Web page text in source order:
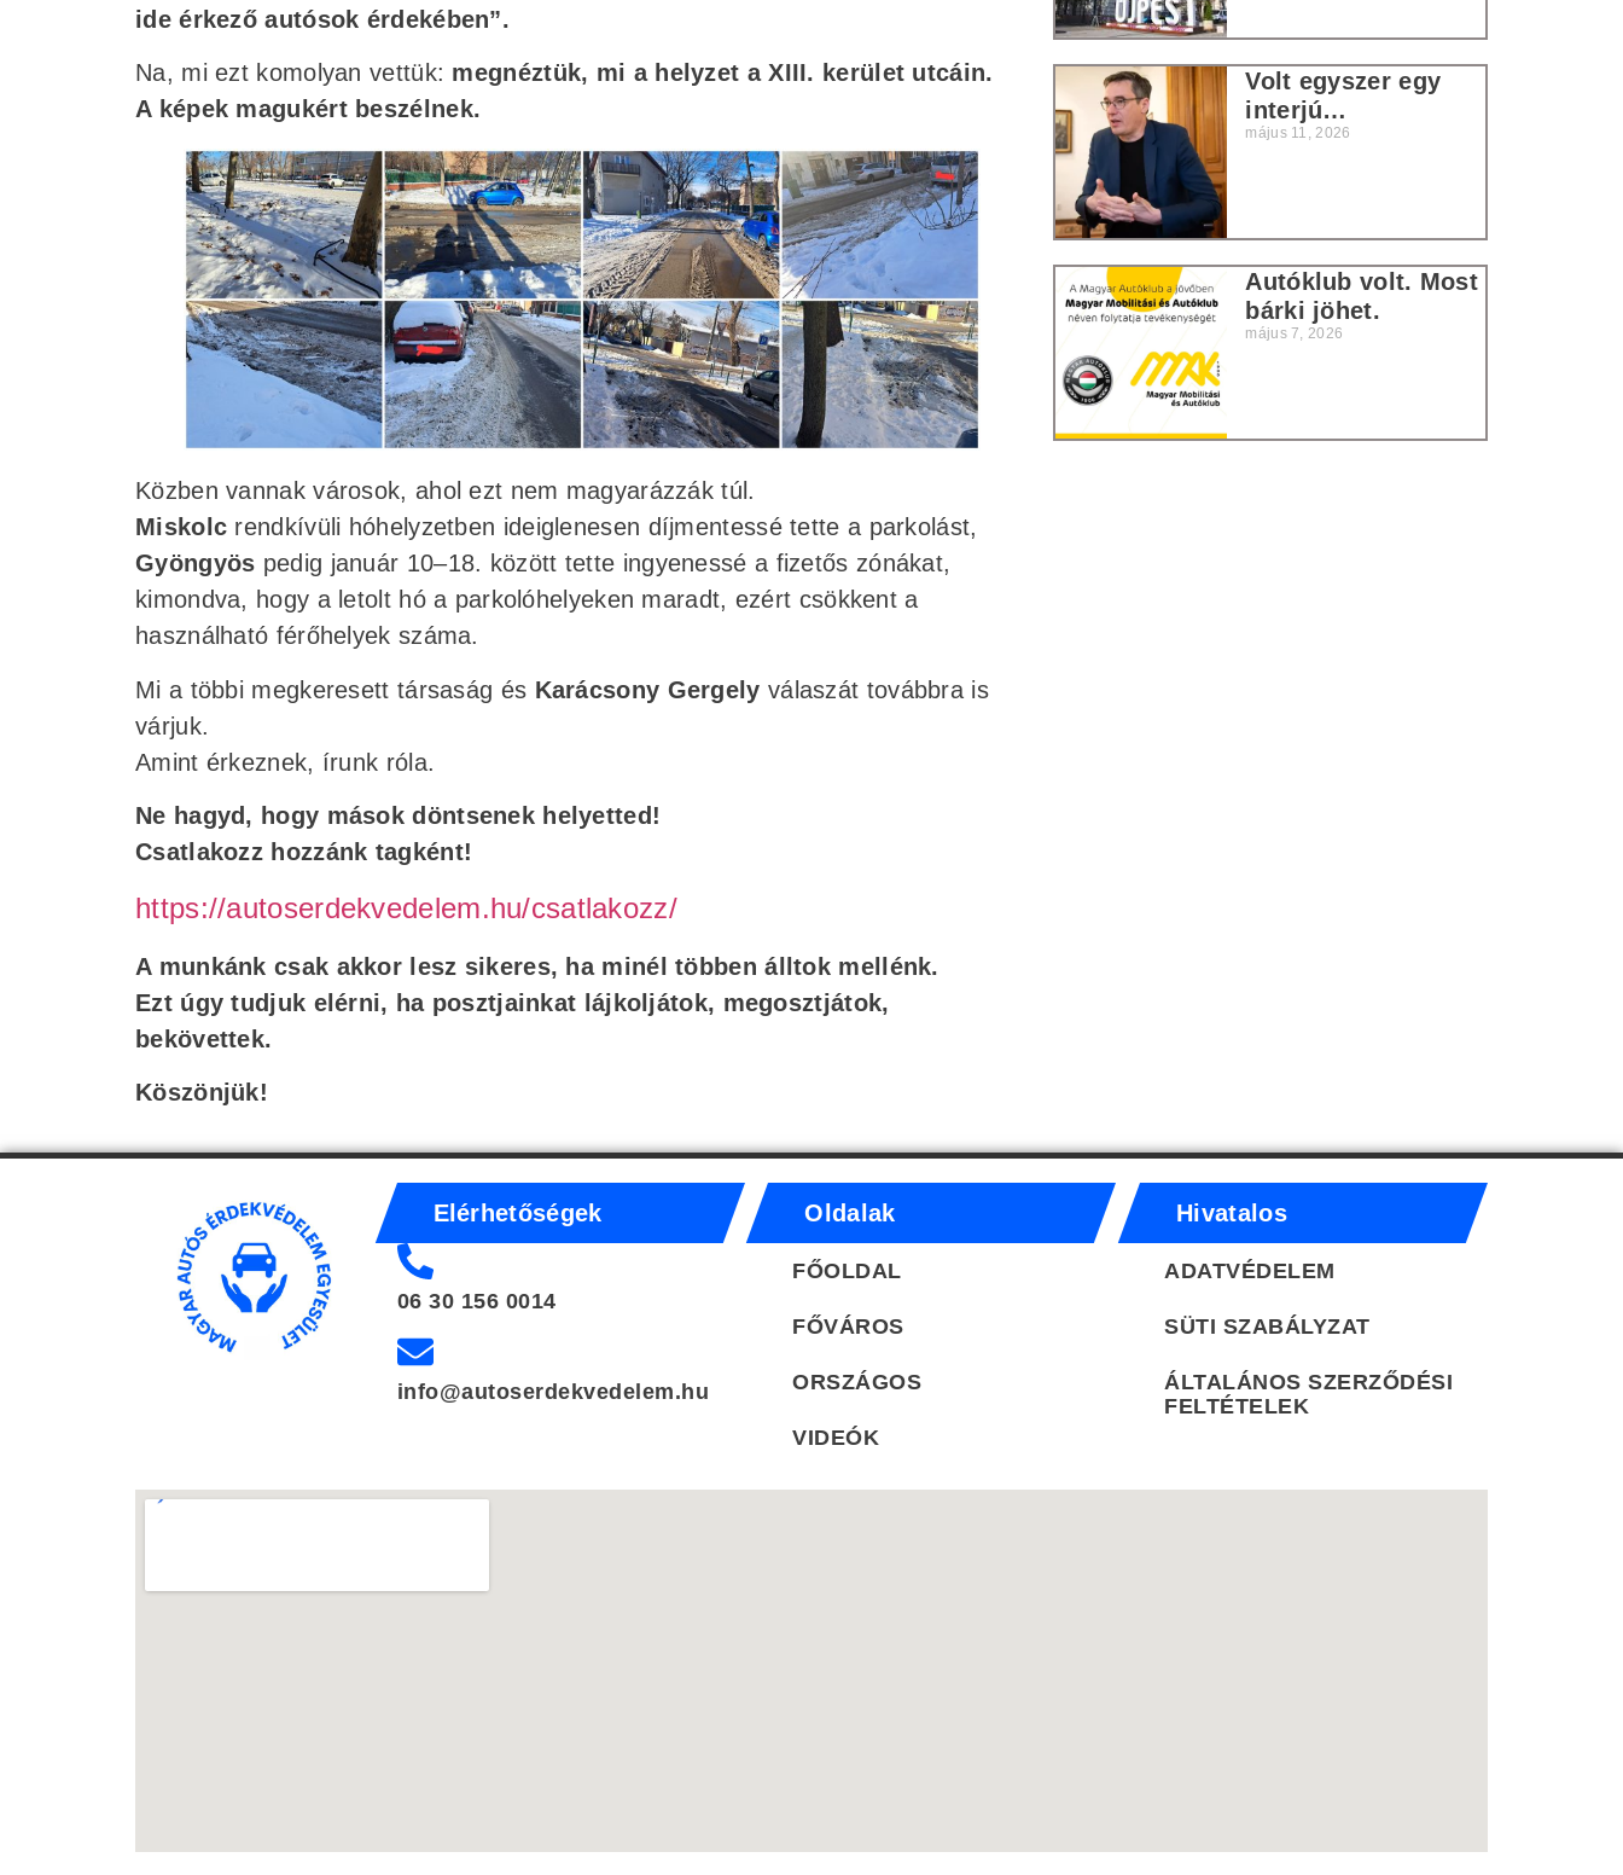
ide érkező autósok érdekében”.
Na, mi ezt komolyan vettük: megnéztük, mi a helyzet a XIII. kerület utcáin.
A képek magukért beszélnek.
Közben vannak városok, ahol ezt nem magyarázzák túl.
Miskolc rendkívüli hóhelyzetben ideiglenesen díjmentessé tette a parkolást,
Gyöngyös pedig január 10–18. között tette ingyenessé a fizetős zónákat,
kimondva, hogy a letolt hó a parkolóhelyeken maradt, ezért csökkent a
használható férőhelyek száma.
Mi a többi megkeresett társaság és Karácsony Gergely válaszát továbbra is
várjuk.
Amint érkeznek, írunk róla.
Ne hagyd, hogy mások döntsenek helyetted!
Csatlakozz hozzánk tagként!
https://autoserdekvedelem.hu/csatlakozz/
A munkánk csak akkor lesz sikeres, ha minél többen álltok mellénk.
Ezt úgy tudjuk elérni, ha posztjainkat lájkoljátok, megosztjátok,
bekövettek.
Köszönjük!
Volt egyszer egy
interjú…
május 11, 2026
Autóklub volt. Most
bárki jöhet.
május 7, 2026
Elérhetőségek
06 30 156 0014
info@autoserdekvedelem.hu
FŐOLDAL
FŐVÁROS
ORSZÁGOS
VIDEÓK
Oldalak
ADATVÉDELEM
SÜTI SZABÁLYZAT
ÁLTALÁNOS SZERZŐDÉSI
FELTÉTELEK
Hivatalos